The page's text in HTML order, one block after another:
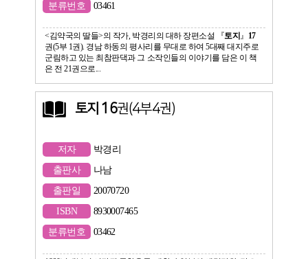
분류번호
03461
<김약국의 딸들>의 작가, 박경리의 대하 장편소설 『토지 』 17
권(5부 1권). 경남 하동의 평사리를 무대로 하여 5대째 대지주로
군림하고 있는 최참판댁과 그 소작인들의 이야기를 담은 이 책
은 전 21권으로...
토지 16권(4부4권)
저자
박경리
출판사
나남
출판일
20070720
ISBN
8930007465
분류번호
03462